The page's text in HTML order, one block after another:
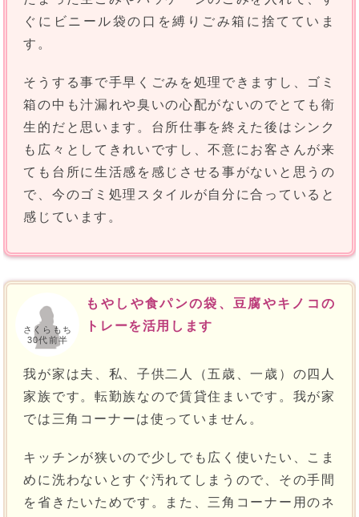
ぐにビニール袋の口を縛りごみ箱に捨てていま
す。
そうする事で手早くごみを処理できますし、ゴミ
箱の中も汁漏れや臭いの心配がないのでとても衛
生的だと思います。台所仕事を終えた後はシンク
も広々としてきれいですし、不意にお客さんが来
ても台所に生活感を感じさせる事がないと思うの
で、今のゴミ処理スタイルが自分に合っていると
感じています。
さくらもち
30代前半
もやしや食パンの袋、豆腐やキノコの
トレーを活用します
我が家は夫、私、子供二人（五歳、一歳）の四人
家族です。転勤族なので賃貸住まいです。我が家
では三角コーナーは使っていません。
キッチンが狭いので少しでも広く使いたい、こま
めに洗わないとすぐ汚れてしまうので、その手間
を省きたいためです。また、三角コーナー用のネ